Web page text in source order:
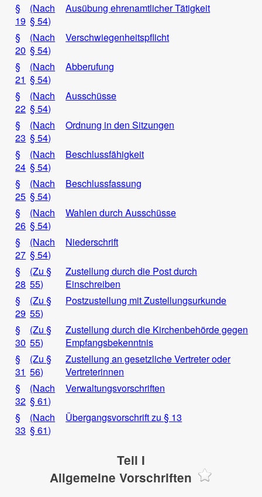
§
19
(Nach
§ 54)
Ausübung ehrenamtlicher Tätigkeit
§
20
(Nach
§ 54)
Verschwiegenheitspflicht
§
21
(Nach
§ 54)
Abberufung
§
22
(Nach
§ 54)
Ausschüsse
§
23
(Nach
§ 54)
Ordnung in den Sitzungen
§
24
(Nach
§ 54)
Beschlussfähigkeit
§
25
(Nach
§ 54)
Beschlussfassung
§
26
(Nach
§ 54)
Wahlen durch Ausschüsse
§
27
(Nach
§ 54)
Niederschrift
§
28
(Zu §
55)
Zustellung durch die Post durch
Einschreiben
§
29
(Zu §
55)
Postzustellung mit Zustellungsurkunde
§
30
(Zu §
55)
Zustellung durch die Kirchenbehörde gegen
Empfangsbekenntnis
§
31
(Zu §
56)
Zustellung an gesetzliche Vertreter oder
Vertreterinnen
§
32
(Nach
§ 61)
Verwaltungsvorschriften
§
33
(Nach
§ 61)
Übergangsvorschrift zu § 13
Teil I
Allgemeine Vorschriften